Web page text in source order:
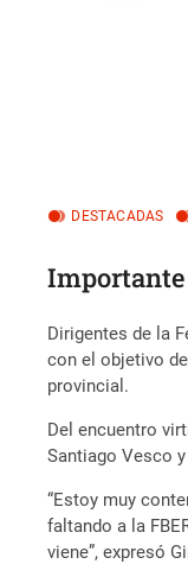
DESTACADAS
Dirigentes de la
con el objetivo
provincial.
Del encuentro
Santiago Vesco
“Estoy muy
faltando a la
viene”, expresó